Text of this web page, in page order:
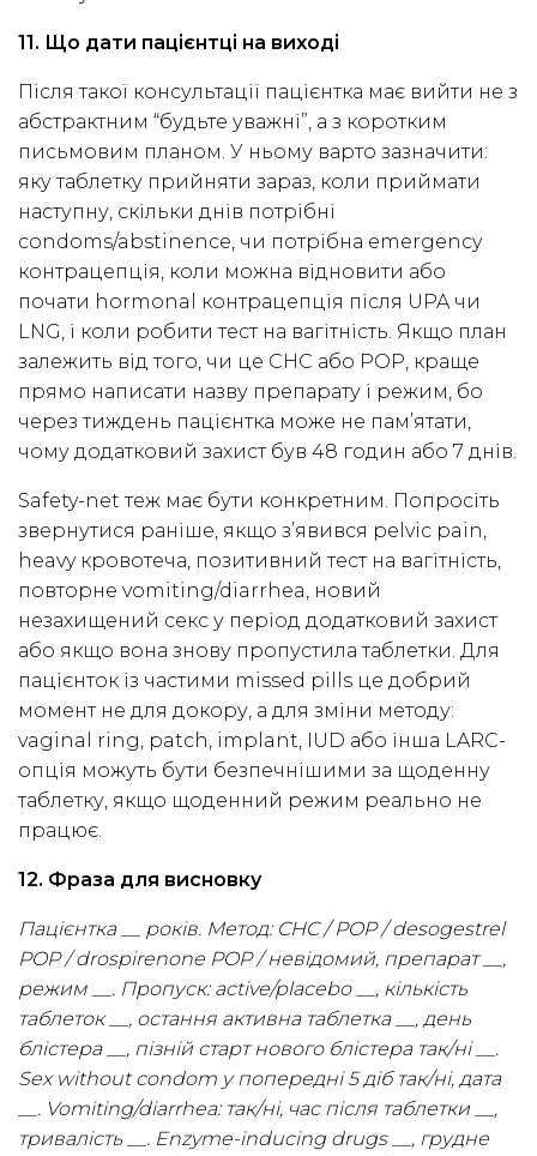
11. Що дати пацієнтці на виході
Після такої консультації пацієнтка має вийти не з
абстрактним “будьте уважні”, а з коротким
письмовим планом. У ньому варто зазначити:
яку таблетку прийняти зараз, коли приймати
наступну, скільки днів потрібні
condoms/abstinence, чи потрібна emergency
контрацепція, коли можна відновити або
почати hormonal контрацепція після UPA чи
LNG, і коли робити тест на вагітність. Якщо план
залежить від того, чи це CHC або POP, краще
прямо написати назву препарату і режим, бо
через тиждень пацієнтка може не пам’ятати,
чому додатковий захист був 48 годин або 7 днів.
Safety-net теж має бути конкретним. Попросіть
звернутися раніше, якщо з’явився pelvic pain,
heavy кровотеча, позитивний тест на вагітність,
повторне vomiting/diarrhea, новий
незахищений секс у період додатковий захист
або якщо вона знову пропустила таблетки. Для
пацієнток із частими missed pills це добрий
момент не для докору, а для зміни методу:
vaginal ring, patch, implant, IUD або інша LARC-
опція можуть бути безпечнішими за щоденну
таблетку, якщо щоденний режим реально не
працює.
12. Фраза для висновку
Пацієнтка __ років. Метод: CHC / POP / desogestrel
POP / drospirenone POP / невідомий, препарат __,
режим __. Пропуск: active/placebo __, кількість
таблеток __, остання активна таблетка __, день
блістера __, пізній старт нового блістера так/ні __.
Sex without condom у попередні 5 діб так/ні, дата
__. Vomiting/diarrhea: так/ні, час після таблетки __,
тривалість __. Enzyme-inducing drugs __, грудне